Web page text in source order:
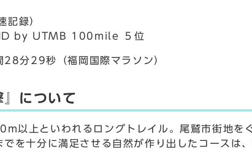
録）
UTMB 100mile ５位
28分29秒（福岡国際マラソン）
』について
上といわれるロングトレイル。尾鷲市街地を
を十分に満足させる自然が作り出したコースは